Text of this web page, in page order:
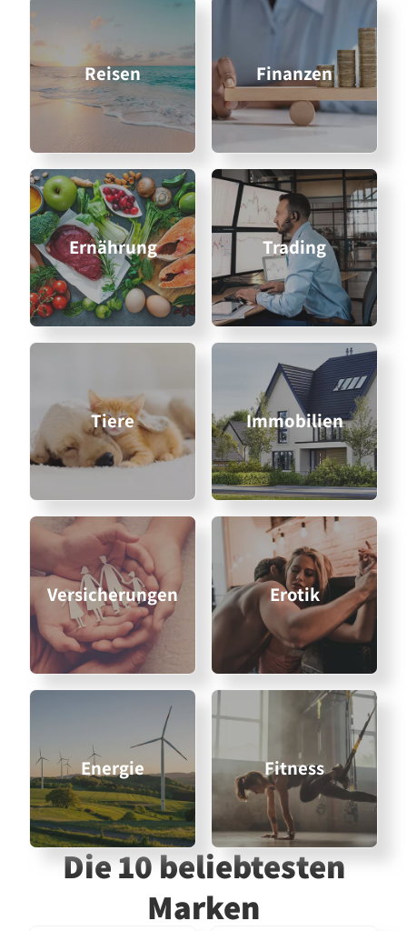
Reisen Finanzen
Ernährung Trading
Tiere Immobilien
Versicherungen Erotik
Energie Fitness
Die 10 beliebtesten
Marken